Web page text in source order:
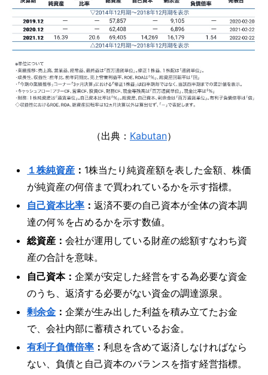
（出典： Kabutan）
１株純資産 ： 1株当たり純資産額を表した金額、株価
が純資産の何倍まで買われているかを示す指標。
自己資本比率 ：返済不要の自己資本が全体の資本調
達の何％を占めるかを示す数値。
総資産：会社が運用している財産の総額すなわち資
産の合計を意味。
自己資本：企業が安定した経営をする為必要な資金
のうち、返済する必要がない資金の調達源泉。
剰余金 ：企業が生み出した利益を積み立てたお金
で、会社内部に蓄積されているお金。
有利子負債倍率 ：利息を含めて返済しなければなら
ない、負債と自己資本のバランスを指す経営指標。